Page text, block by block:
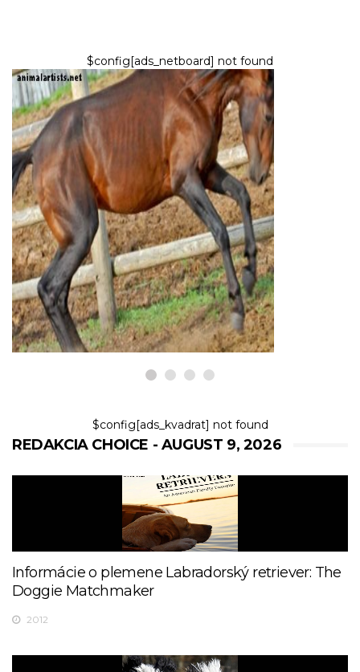
$config[ads_netboard] not found
KONE
Zriedkavé plemená koní: 4 z
najvzácnejších koní na svete
9,2026
$config[ads_kvadrat] not found
REDAKCIA CHOICE - AUGUST 9, 2026
Informácie o plemene Labradorský retriever: The
Doggie Matchmaker
2012